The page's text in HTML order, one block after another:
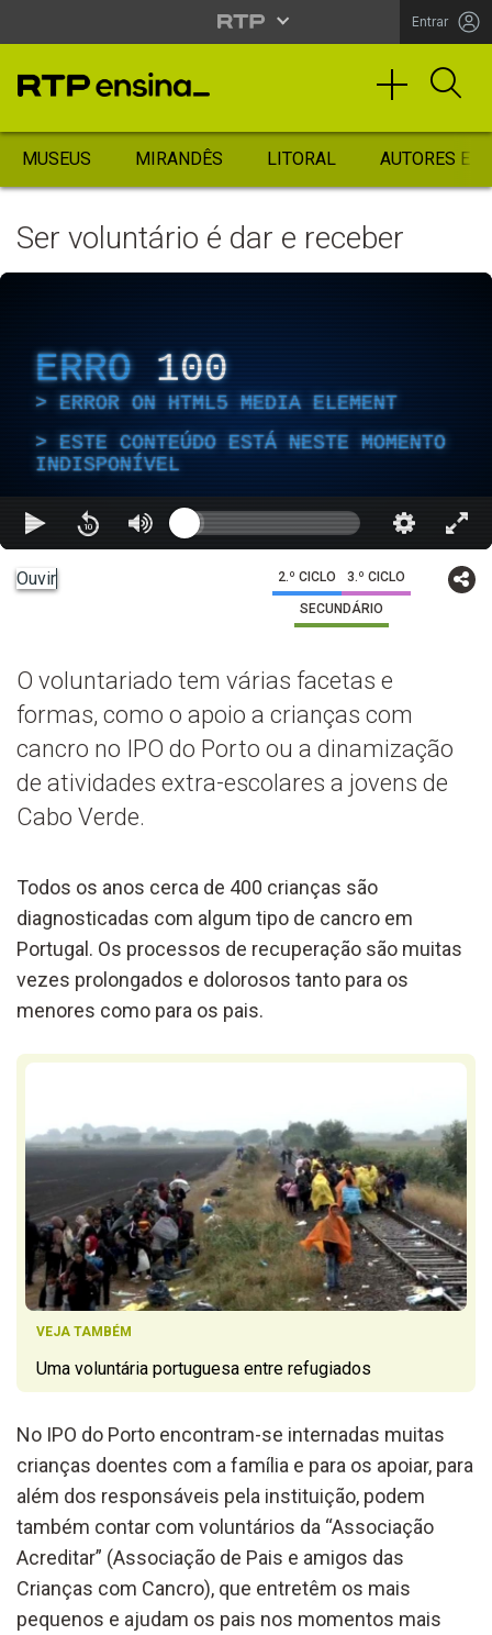
Entrar
MUSEUS MIRANDÊS LITORAL AUTORES
Ser voluntário é dar e receber
ERRO 100
ERROR ON HTML5 MEDIA ELEMENT
ESTE CONTEÚDO ESTÁ NESTE MOMENTO
INDISPONÍVEL
Ouvir 2.º CICLO 3.º CICLO
SECUNDÁRIO
O voluntariado tem várias facetas e
formas, como o apoio a crianças com
cancro no IPO do Porto ou a dinamização
de atividades extra-escolares a jovens de
Cabo Verde.
Todos os anos cerca de 400 crianças são
diagnosticadas com algum tipo de cancro em
Portugal. Os processos de recuperação são muitas
vezes prolongados e dolorosos tanto para os
menores como para os pais.
VEJA TAMBÉM
Uma voluntária portuguesa entre refugiados
No IPO do Porto encontram-se internadas muitas
crianças doentes com a família e para os apoiar, para
além dos responsáveis pela instituição, podem
também contar com voluntários da “Associação
Acreditar” (Associação de Pais e amigos das
Crianças com Cancro), que entretêm os mais
pequenos e ajudam os pais nos momentos mais